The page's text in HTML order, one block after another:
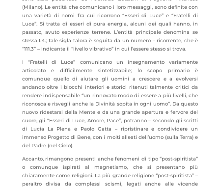
(Milano). Le entità che comunicano i loro messaggi, sono definite con
una varietà di nomi fra cui ricorrono “Esseri di Luce” e “Fratelli di
Luce”. Si tratta di esseri di pura energia, alcuni dei quali hanno, in
passato, avuto esperienze terrene. L’entità principale denomina se
stessa I.K.; tale sigla talora è seguita da un numero – ricorrente, che è
“111.3” – indicante il “livello vibrativo” in cui l’essere stesso si trova.
I “Fratelli di Luce” comunicano un insegnamento variamente
articolato e difficilmente sintetizzabile; lo scopo primario è
comunque quello di aiutare gli uomini a crescere e a evolversi
andando oltre i blocchi interiori e storici ritenuti talmente critici da
rendere indispensabile “un rinnovato modo di essere a più livelli, che
riconosca e risvegli anche la Divinità sopita in ogni uomo”. Da questo
nuovo ridestarsi della Mente e da una grande apertura e fervore del
cuore, gli “Esseri di Luce, Amore, Pace”, potranno – secondo gli scritti
di Lucia La Plena e Paolo Gatta – ripristinare e condividere un
immenso Progetto di Bene, con i molti alleati dell’uomo (sulla Terra) e
del Padre (nel Cielo).
Accanto, rimangono presenti anche fenomeni di tipo “post-spiritista”
o comunque ispirati al magnetismo, che si presentano più
chiaramente come religioni. La più grande religione “post-spiritista” –
peraltro divisa da complessi scismi, legati anche alle vicende